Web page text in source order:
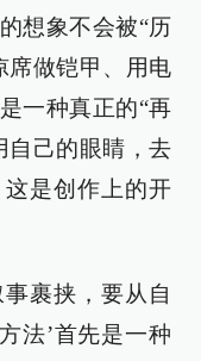
想象不会被“历
席做铠甲、用电
一种真正的“再
自己的眼睛，去
是创作上的开
裹挟，要从自
法’首先是一种